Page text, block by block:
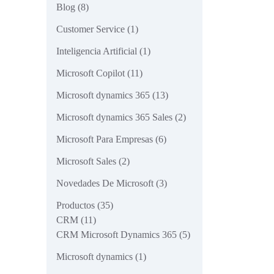
Blog (8)
Customer Service (1)
Inteligencia Artificial (1)
Microsoft Copilot (11)
Microsoft dynamics 365 (13)
Microsoft dynamics 365 Sales (2)
Microsoft Para Empresas (6)
Microsoft Sales (2)
Novedades De Microsoft (3)
Productos (35)
CRM (11)
CRM Microsoft Dynamics 365 (5)
Microsoft dynamics (1)